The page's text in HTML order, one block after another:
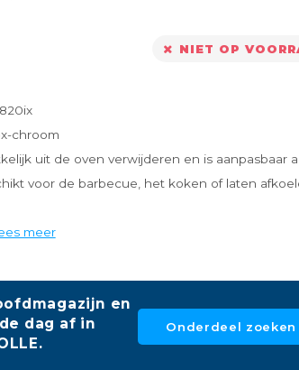
NIET OP
chroom
uit de oven verwijderen en is aanpasbaar
voor de barbecue, het koken of laten
meer
en
dag af in
Onderdeel zoeken